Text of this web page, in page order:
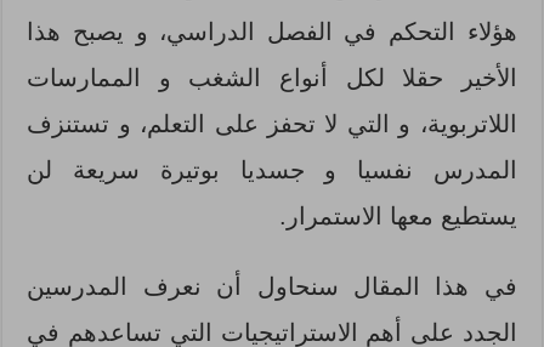
هؤلاء التحكم في الفصل الدراسي، و يصبح هذا
الأخير حقلا لكل أنواع الشغب و الممارسات
اللاتربوية، و التي لا تحفز على التعلم، و تستنزف
المدرس نفسيا و جسديا بوتيرة سريعة لن
يستطيع معها الاستمرار.
في هذا المقال سنحاول أن نعرف المدرسين
الجدد على أهم الاستراتيجيات التي تساعدهم في